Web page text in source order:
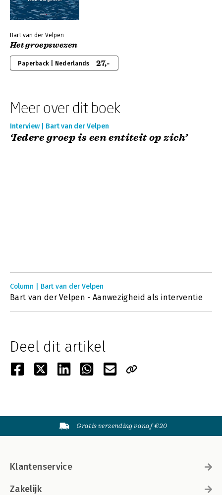
Bart van der Velpen
Het groepswezen
Paperback | Nederlands 27,-
Meer over dit boek
Interview | Bart van der Velpen
‘Iedere groep is een entiteit op zich’
Column | Bart van der Velpen
Bart van der Velpen - Aanwezigheid als interventie
Deel dit artikel
Gratis verzending vanaf €20
Klantenservice
Zakelijk